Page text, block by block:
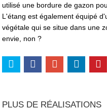
utilisé une bordure de gazon
L'étang est également équipé
végétale qui se situe dans une
envie, non ?
PLUS DE RÉALISATIONS